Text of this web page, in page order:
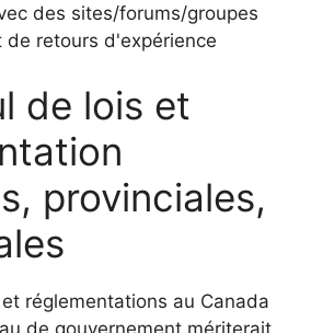
des sites/forums/groupes
de retours d'expérience
de lois et
provinciales,
réglementations au Canada
de gouvernement mériterait